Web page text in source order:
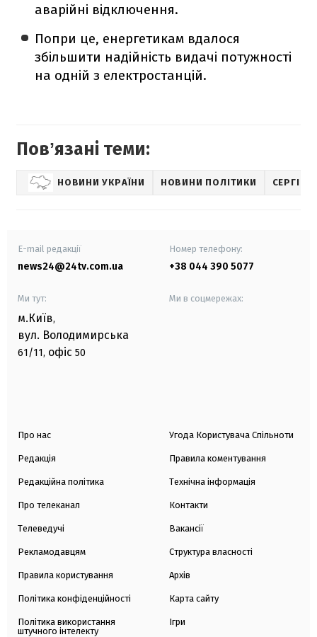
аварійні відключення.
Попри це, енергетикам вдалося
збільшити надійність видачі потужності
на одній з електростанцій.
Повʼязані теми:
НОВИНИ УКРАЇНИ НОВИНИ ПОЛІТИКИ СЕРГІЙ
E-mail редакції
news24@24tv.com.ua
Номер телефону:
+38 044 390 5077
Ми тут:
м.Київ,
вул. Володимирська
61/11, офіс 50
Ми в соцмережах:
Про нас
Редакція
Редакційна політика
Про телеканал
Телеведучі
Рекламодавцям
Правила користування
Політика конфіденційності
Політика використання
штучного інтелекту
Угода Користувача Спільноти
Правила коментування
Технічна інформація
Контакти
Вакансії
Структура власності
Архів
Карта сайту
Ігри